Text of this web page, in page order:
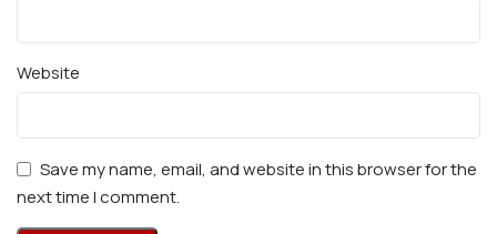
Website
Save my name, email, and website in this browser for the
next time I comment.